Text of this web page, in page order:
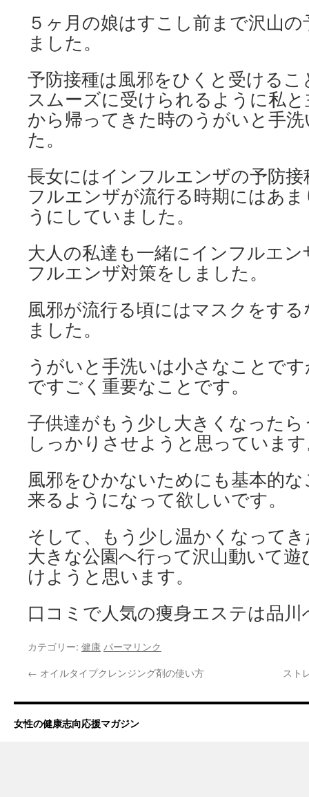
５ヶ月の娘はすこし前まで沢山
ました。
予防接種は風邪をひくと受ける
スムーズに受けられるように私
から帰ってきた時のうがいと手
た。
長女にはインフルエンザの予防
フルエンザが流行る時期にはあ
うにしていました。
大人の私達も一緒にインフルエ
フルエンザ対策をしました。
風邪が流行る頃にはマスクをす
ました。
うがいと手洗いは小さなことで
ですごく重要なことです。
子供達がもう少し大きくなった
しっかりさせようと思っていま
風邪をひかないためにも基本的
来るようになって欲しいです。
そして、もう少し温かくなって
大きな公園へ行って沢山動いて
けようと思います。
口コミで人気の痩身エステは品川
カテゴリー: 健康 パーマリンク
← オイルタイプクレンジング剤の使い方 スト
女性の健康志向応援マガジン